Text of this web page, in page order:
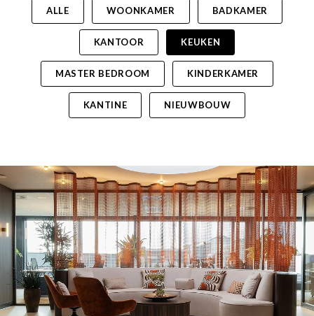
ALLE WOONKAMER BADKAMER
KANTOOR KEUKEN
MASTER BEDROOM KINDERKAMER
KANTINE NIEUWBOUW